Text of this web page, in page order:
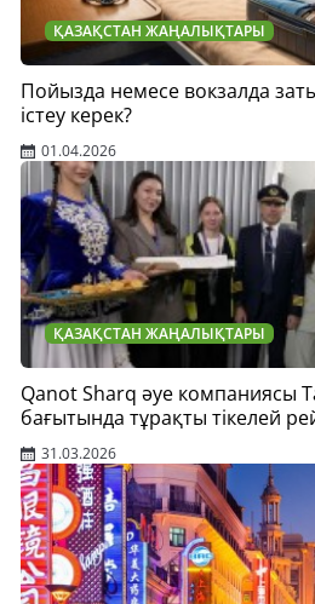
ҚАЗАҚСТАН ЖАҢАЛЫҚТАРЫ
Пойызда немесе вокзалда
істеу керек?
01.04.2026
ҚАЗАҚСТАН ЖАҢАЛЫҚТАРЫ
Qanot Sharq әуе компаниясы
бағытында тұрақты тікелей
31.03.2026